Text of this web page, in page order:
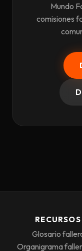
Mundo
comisiones
RECURSOS
Glosario
Organigrama